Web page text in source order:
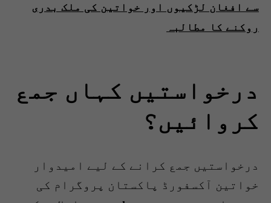
سے افغان لڑکیوں اور خواتین کی ملک بدری
روکنے کا مطالبہ
درخواستیں کہاں جمع
کروائیں؟
درخواستیں جمع کرانے کے لیے امیدوار
خواتین آکسفورڈ پاکستان پروگرام کی